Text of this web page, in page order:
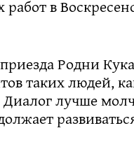
в
Родни
таких людей,
лучше